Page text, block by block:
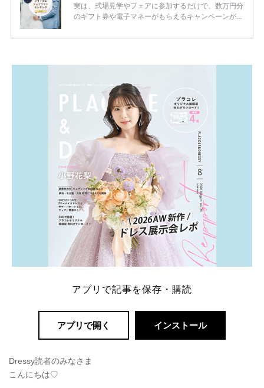
実は、式場見学やフェアに参加するだけで、数万円分
のギフト券や電子マネーがもらえるキャンペーンがあ
ため、比較せずに選ぶと損をしてしまうことも……。
一番お得？」「プラコレの特典は？」といった疑問も
解決します。 まずは診断で候補を絞れる「ウェディ
ング診断」か、体験型 […]続きを読む
アプリで記事を保存・購読
アプリで開く インストール
Dressy読者のみなさま
こんにちは♡